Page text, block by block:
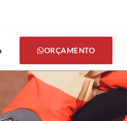
ORÇAMENTO